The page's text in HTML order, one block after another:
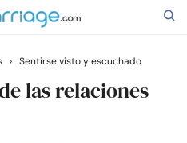
› Sentirse visto y escuchado
las relaciones